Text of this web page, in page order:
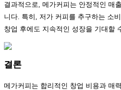
결과적으로, 메가커피는 안정적인 매
니다. 특히, 저가 커피를 추구하는 소
창업 후에도 지속적인 성장을 기대할
결론
메가커피는 합리적인 창업 비용과 매